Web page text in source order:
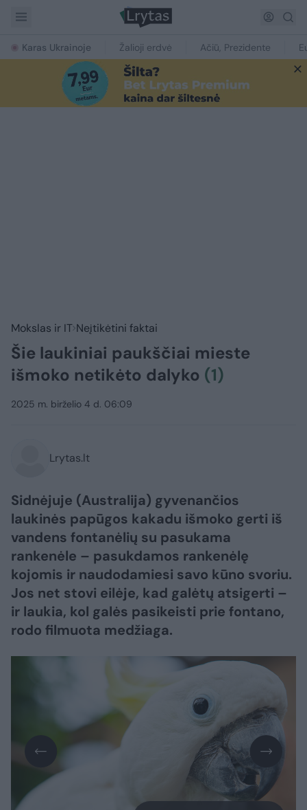
Karas Ukrainoje Žalioji erdvė Ačiū, Prezidente
Mokslas ir IT Neįtikėtini faktai
Šie laukiniai paukščiai mieste
išmoko netikėto dalyko (1)
2025 m. birželio 4 d. 06:09
Lrytas.lt
Sidnėjuje (Australija) gyvenančios
laukinės papūgos kakadu išmoko gerti iš
vandens fontanėlių su pasukama
rankenėle – pasukdamos rankenėlę
kojomis ir naudodamiesi savo kūno svoriu.
Jos net stovi eilėje, kad galėtų atsigerti –
ir laukia, kol galės pasikeisti prie fontano,
rodo filmuota medžiaga.